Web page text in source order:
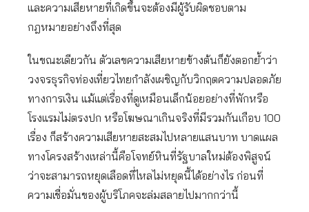
และความเสียหายที่เกิดขึ้นจะต้องมีผู้รับผิดชอบตาม
กฎหมายอย่างถึงที่สุด
ในขณะเดียวกัน ตัวเลขความเสียหายข้างต้นก็ยังตอกย้ำว่า
วงจรธุรกิจท่องเที่ยวไทยกำลังเผชิญกับวิกฤตความปลอดภัย
ทางการเงิน แม้แต่เรื่องที่ดูเหมือนเล็กน้อยอย่างที่พักหรือ
โรงแรมไม่ตรงปก หรือโฆษณาเกินจริงที่มีรวมกันเกือบ 100
เรื่อง ก็สร้างความเสียหายสะสมไปหลายแสนบาท บาดแผล
ทางโครงสร้างเหล่านี้คือโจทย์หินที่รัฐบาลใหม่ต้องพิสูจน์
ว่าจะสามารถหยุดเลือดที่ไหลไม่หยุดนี้ได้อย่างไร ก่อนที่
ความเชื่อมั่นของผู้บริโภคจะล่มสลายไปมากกว่านี้